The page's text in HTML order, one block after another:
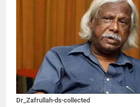
Dr_Zafrullah-ds-collected